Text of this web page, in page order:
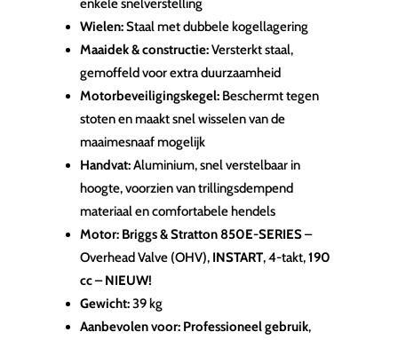
Wielen:Staal met dubbele kogellagering
Maaidek & constructie:Versterkt staal,
gemoffeld voor extra duurzaamheid
Motorbeveiligingskegel:Beschermt tegen
stoten en maakt snel wisselen van de
maaimesnaaf mogelijk
Handvat:Aluminium, snel verstelbaar in
hoogte, voorzien van trillingsdempend
materiaal en comfortabele hendels
Motor: Briggs & Stratton 850E-SERIES–
Overhead Valve (OHV), INSTART, 4-takt,190
cc – NIEUW!
Gewicht:39 kg
Aanbevolen voor: Professioneel gebruik,